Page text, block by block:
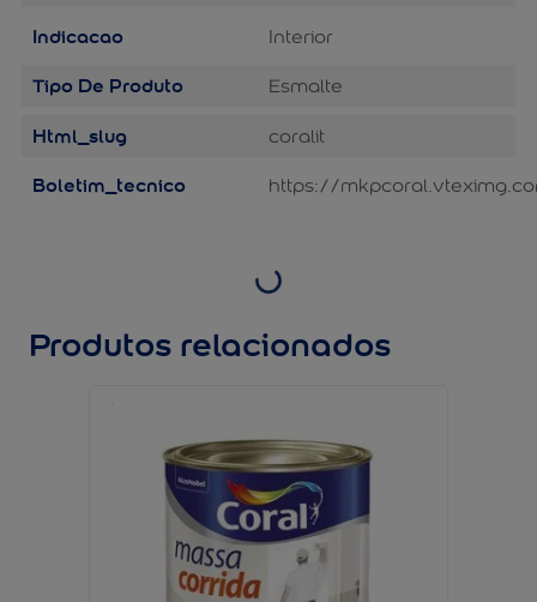
Indicacao Interior
Tipo De Produto Esmalte
Html_slug coralit
Boletim_tecnico https://
Produtos relacionados